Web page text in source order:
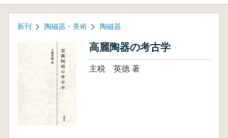
新刊 陶磁器・美術 陶磁器
高麗陶器の考古学
主税 英德 著